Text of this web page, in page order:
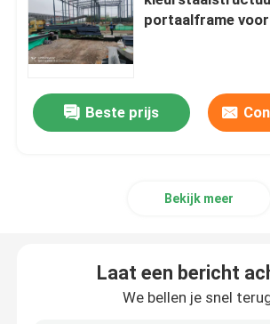
Ruimtekaderknoop
aluminiumgordijngevel
Het Dakraam van de dakkoepel
portaalframe
Beste prijs
Bekijk meer
Laat een bericht
We bellen je snel